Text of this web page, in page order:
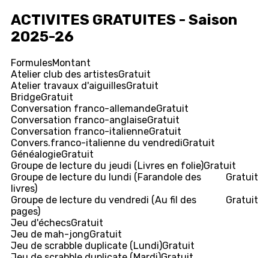
ACTIVITES GRATUITES - Saison
2025-26
FormulesMontant
Atelier club des artistesGratuit
Atelier travaux d'aiguillesGratuit
BridgeGratuit
Conversation franco-allemandeGratuit
Conversation franco-anglaiseGratuit
Conversation franco-italienneGratuit
Convers.franco-italienne du vendrediGratuit
GénéalogieGratuit
Groupe de lecture du jeudi (Livres en folie)Gratuit
Groupe de lecture du lundi (Farandole des
livres)
Gratuit
Groupe de lecture du vendredi (Au fil des
pages)
Gratuit
Jeu d'échecsGratuit
Jeu de mah-jongGratuit
Jeu de scrabble duplicate (Lundi)Gratuit